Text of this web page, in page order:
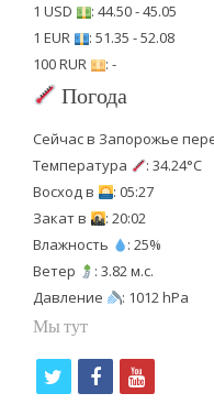
1 USD
: 44.50 - 45.05
1 EUR
: 51.35 - 52.08
100 RUR
: -
Погода
Сейчас в Запорожье
Температура
: 34.24°C
Восход в
: 05:27
Закат в
: 20:02
Влажность
: 25%
Ветер
: 3.82 м.с.
Давление
: 1012 hPa
Мы тут
f
y